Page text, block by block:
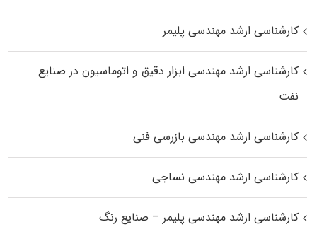
کارشناسی ارشد مهندسی پلیمر
کارشناسی ارشد مهندسی ابزار دقیق و اتوماسیون در صنایع
نفت
کارشناسی ارشد مهندسی بازرسی فنی
کارشناسی ارشد مهندسی نساجی
کارشناسی ارشد مهندسی پلیمر – صنایع رنگ